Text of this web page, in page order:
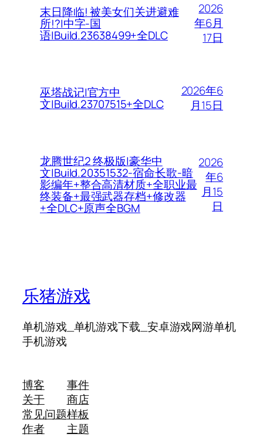
末日降临! 被美女们关进避难
所!?|中字-国
语|Build.23638499+全DLC
2026
年6月
17日
巫塔战记|官方中
文|Build.23707515+全DLC
2026年6
月15日
龙腾世纪2 终极版|豪华中
文|Build.20351532-宿命长歌-暗
影编年+整合高清材质+全职业最
终装备+最强武器存档+修改器
+全DLC+原声全BGM
2026
年6
月15
日
乐猪游戏
单机游戏_单机游戏下载_安卓游戏网游单机
手机游戏
博客
关于
常见问题
作者
事件
商店
样板
主题